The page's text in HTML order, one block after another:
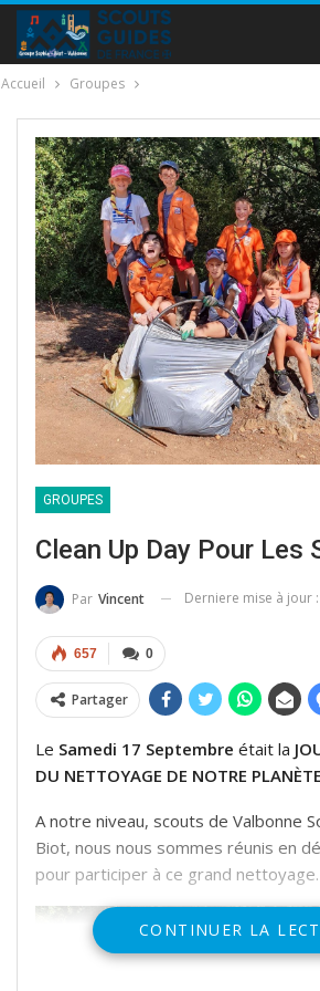
Accueil Groupes
GROUPES
Clean Up Day Pour Les
Par Vincent Derniere mise à jour :
0
657
Partager
Le Samedi 17 Septembre était la
DU NETTOYAGE DE NOTRE PLANÈTE
A notre niveau, scouts de Valbonne
Biot, nous nous sommes réunis en
pour participer à ce grand nettoyage.
CONTINUER LA